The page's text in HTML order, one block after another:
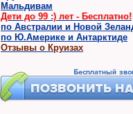
Мальдивам
Дети до 99 :) лет - Бесплатно!
по Австралии и Новой
по Ю.Америке и Антарктиде
Отзывы о Круизах